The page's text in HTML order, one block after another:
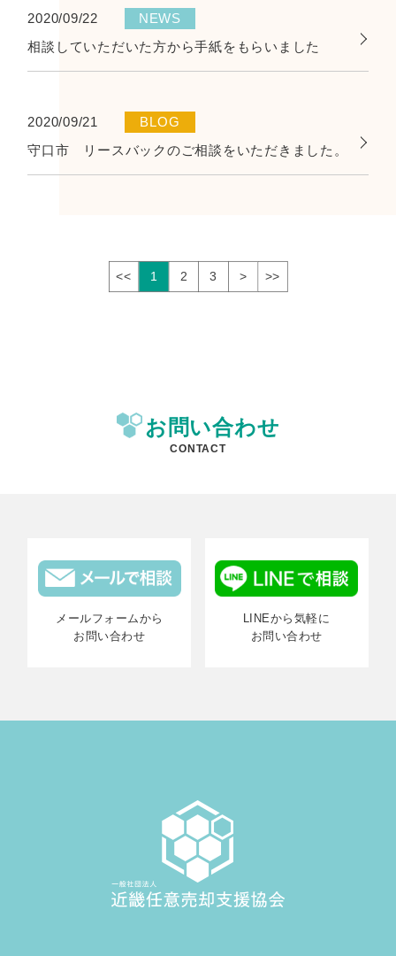
2020/09/22
NEWS
相談していただいた方から手紙をもらいました
2020/09/21
BLOG
守口市 リースバックのご相談をいただきました。
<< 1 2 3 > >>
お問い合わせ
CONTACT
メールフォームから
お問い合わせ
LINEから気軽に
お問い合わせ